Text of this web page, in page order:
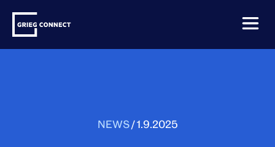
content
Grieg
Connect
NEWS/1.9.2025